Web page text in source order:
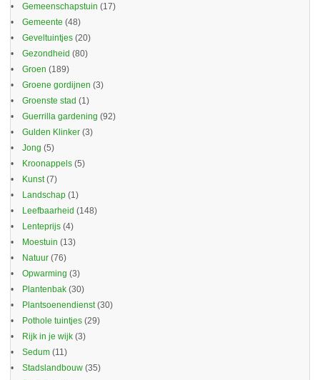
Gemeenschapstuin (17)
Gemeente (48)
Geveltuintjes (20)
Gezondheid (80)
Groen (189)
Groene gordijnen (3)
Groenste stad (1)
Guerrilla gardening (92)
Gulden Klinker (3)
Jong (5)
Kroonappels (5)
Kunst(7)
Landschap (1)
Leefbaarheid (148)
Lenteprijs (4)
Moestuin (13)
Natuur (76)
Opwarming (3)
Plantenbak (30)
Plantsoenendienst(30)
Pothole tuintjes (29)
Rijk in je wijk (3)
Sedum (11)
Stadslandbouw (35)